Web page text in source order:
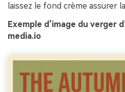
laissez le fond crème assurer
Exemple d’image du verger
media.io